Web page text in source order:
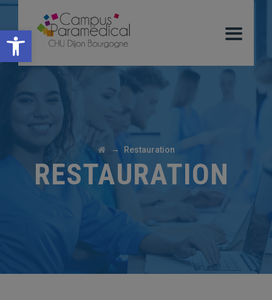
Ouvrir la barre d’outils
→ Restauration
RESTAURATION